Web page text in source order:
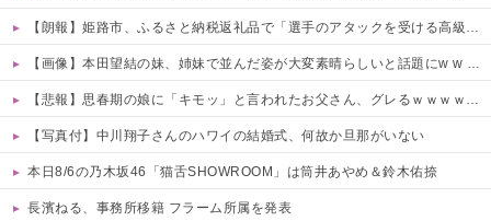
【朗報】姫路市、ふるさと納税返礼品で「選手のアタックを受ける高級SM」ｗｗｗｗ 他
【画像】本田望結の妹、姉妹で並んだ姿が大変素晴らしいと話題にw w w w w w w
【悲報】思春期の娘に「キモッ」と言われたお父さん、グレるｗｗｗｗｗｗｗ
【写真付】中川翔子さんのハワイの結婚式、何故か旦那がいない
本日8/6の乃木坂46「猫舌SHOWROOM」は筒井あやめ＆鈴木佑捺
長濱ねる、事務所移籍 フラーム所属を発表